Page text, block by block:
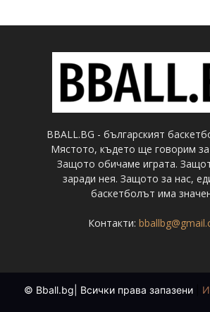
BBALL.BG - българският
Мястото, където ще говорим за
Защото обичаме играта.
заради нея. Защото за нас,
баскетболът има
Контакти:
© Bball.bg| Всички права запазени